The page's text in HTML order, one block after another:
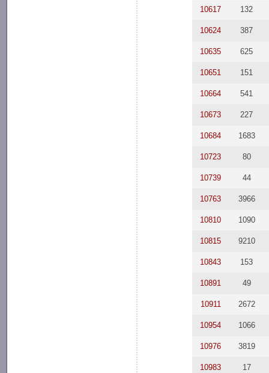
10617 132
10624 387
10635 625
10651 151
10664 541
10673 227
10684 1683
10723 80
10739 44
10763 3966
10810 1090
10815 9210
10843 153
10891 49
10911 2672
10954 1066
10976 3819
10983 17